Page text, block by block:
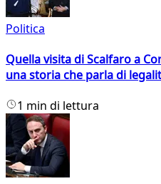
Politica
Quella visita di Scalfaro a
una storia che parla di
1 min di lettura